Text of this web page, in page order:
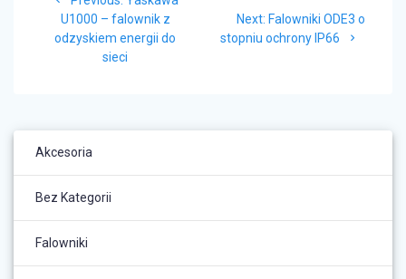
wpisu
post:
U1000 – falownik z
odzyskiem energii do
sieci
Next: Next
post:
Falowniki ODE3 o
stopniu ochrony IP66
Akcesoria
Bez Kategorii
Falowniki